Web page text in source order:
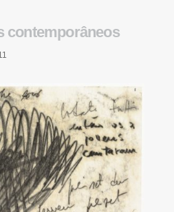
contemporâneos